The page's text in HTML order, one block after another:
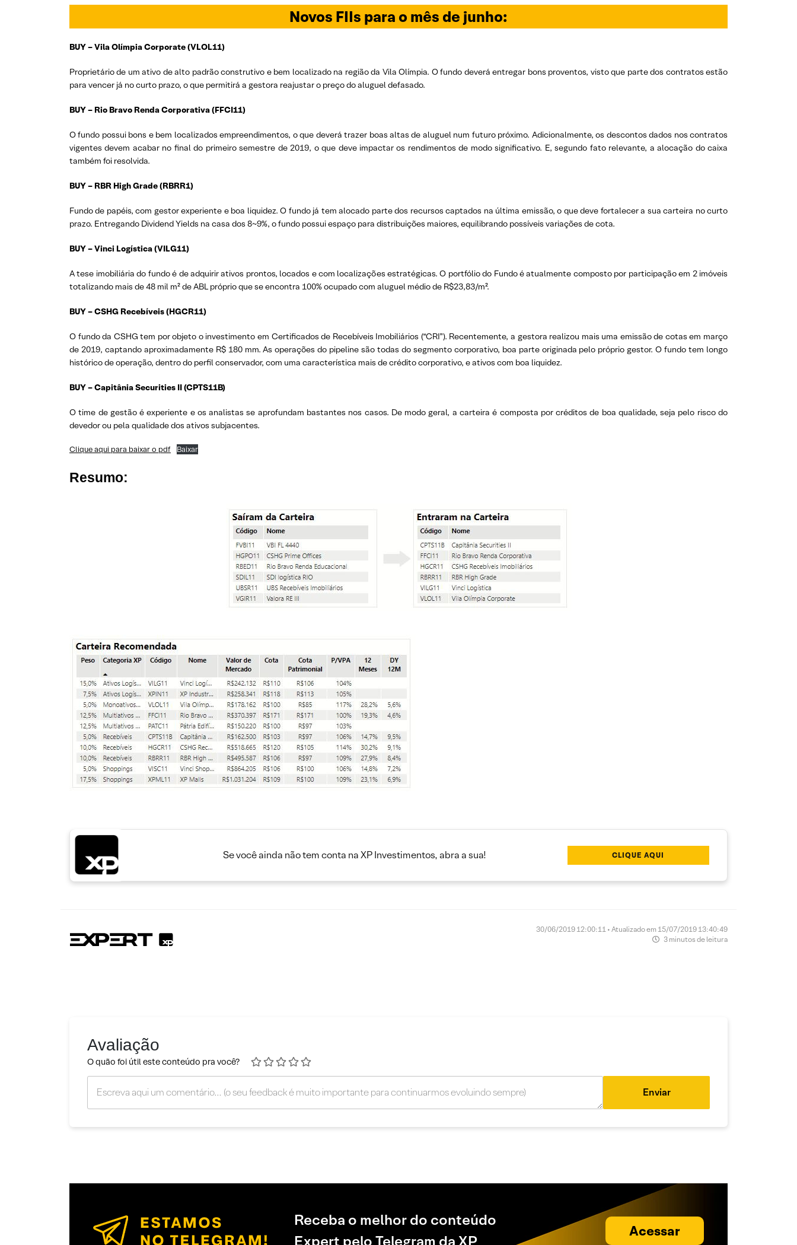
Novos FIIs para o mês de junho:
BUY – Vila Olímpia Corporate (VLOL11)
Proprietário de um ativo de alto padrão construtivo e bem localizado na região da Vila Olímpia. O fundo deverá entregar bons proventos, visto que parte dos contratos estão
para vencer já no curto prazo, o que permitirá a gestora reajustar o preço do aluguel defasado.
BUY – Rio Bravo Renda Corporativa (FFCI11)
O fundo possui bons e bem localizados empreendimentos, o que deverá trazer boas altas de aluguel num futuro próximo. Adicionalmente, os descontos dados nos contratos
vigentes devem acabar no final do primeiro semestre de 2019, o que deve impactar os rendimentos de modo significativo. E, segundo fato relevante, a alocação do caixa
também foi resolvida.
BUY – RBR High Grade (RBRR1)
Fundo de papéis, com gestor experiente e boa liquidez. O fundo já tem alocado parte dos recursos captados na última emissão, o que deve fortalecer a sua carteira no curto
prazo. Entregando Dividend Yields na casa dos 8~9%, o fundo possui espaço para distribuições maiores, equilibrando possíveis variações de cota.
BUY – Vinci Logística (VILG11)
A tese imobiliária do fundo é de adquirir ativos prontos, locados e com localizações estratégicas. O portfólio do Fundo é atualmente composto por participação em 2 imóveis
totalizando mais de 48 mil m² de ABL próprio que se encontra 100% ocupado com aluguel médio de R$23,83/m².
BUY – CSHG Recebíveis (HGCR11)
O fundo da CSHG tem por objeto o investimento em Certificados de Recebíveis Imobiliários (“CRI”). Recentemente, a gestora realizou mais uma emissão de cotas em março
de 2019, captando aproximadamente R$ 180 mm. As operações do pipeline são todas do segmento corporativo, boa parte originada pelo próprio gestor. O fundo tem longo
histórico de operação, dentro do perfil conservador, com uma característica mais de crédito corporativo, e ativos com boa liquidez.
BUY – Capitânia Securities II (CPTS11B)
O time de gestão é experiente e os analistas se aprofundam bastantes nos casos. De modo geral, a carteira é composta por créditos de boa qualidade, seja pelo risco do
devedor ou pela qualidade dos ativos subjacentes.
Clique aqui para baixar o pdf Baixar
Resumo:
Se você ainda não tem conta na XP Investimentos, abra a sua! CLIQUE AQUI
30/06/2019 12:00:11 • Atualizado em 15/07/2019 13:40:49
3 minutos de leitura
Avaliação
O quão foi útil este conteúdo pra você?
Enviar
Receba o melhor do conteúdo
Expert pelo Telegram da XP
Acessar